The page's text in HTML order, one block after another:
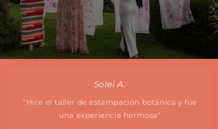
Solei A.
"Hice el taller de estampación botánica y fue
una experiencia hermosa"